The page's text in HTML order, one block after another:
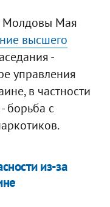
Молдовы Мая
высшего
-
управления
в частности
борьба с
из-за